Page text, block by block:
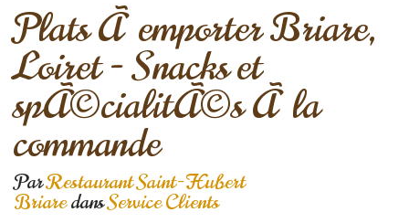
Plats Ã emporter Briare,
Loiret - Snacks et
spÃ©cialitÃ©s Ã la
commande
ParRestaurant Saint-Hubert
BriaredansService Clients